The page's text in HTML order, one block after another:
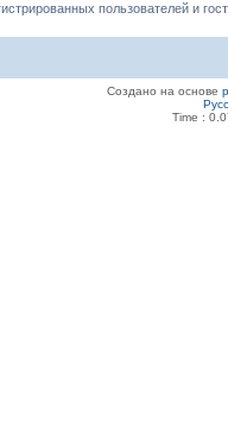
пользователей и
Создано на основе
Time :